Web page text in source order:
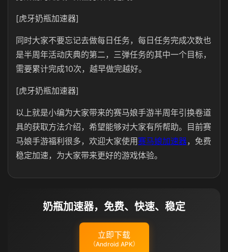
[虎牙奶瓶加速器]
同时大家不要忘记去做每日任务，每日任务完成次数也
是半周年活动庆典的第二，三弹任务的其中一个目标，
需要累计完成10次，越早做完越好。
[虎牙奶瓶加速器]
以上就是小编为大家带来的赛马娘手游半周年引换卷道
具的获取方法介绍，希望能够对大家有所帮助。目前赛
马娘手游福利很多，欢迎大家使用赛马娘加速器，免费
稳定加速，为大家带来更好的游戏体验。
奶瓶加速器，免费、快速、稳定
立即下载
（Android APK）